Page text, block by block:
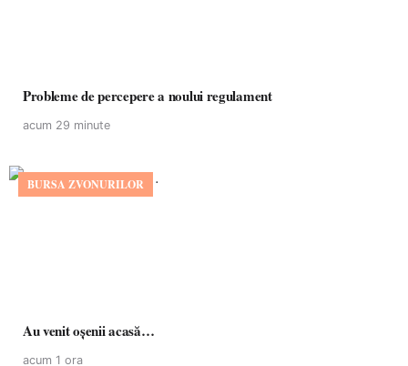
Probleme de percepere a noului regulament
acum 29 minute
BURSA ZVONURILOR
Au venit oșenii acasă…
acum 1 ora